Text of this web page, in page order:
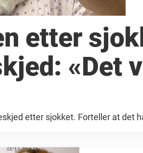
etter
«Det
etter sjokket. Forteller at det